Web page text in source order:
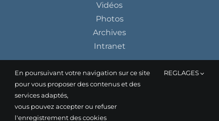
Vidéos
Photos
Archives
Intranet
En poursuivant votre navigation sur ce site
pour vous proposer des contenus et des
services adaptés,
vous pouvez accepter ou refuser
l'enregistrement des cookies
REGLAGES